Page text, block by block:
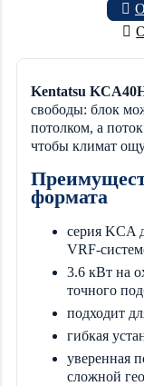
Kentatsu
свободы: блок
потолком, а
чтобы климат
формата
серия KCA
VRF-
3.6 кВт на
точного
подходит
гибкая
уверенная
сложной